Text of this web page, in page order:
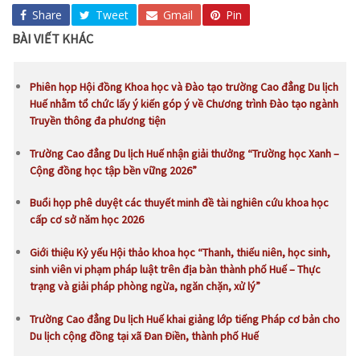
Share Tweet Gmail Pin
BÀI VIẾT KHÁC
Phiên họp Hội đồng Khoa học và Đào tạo trường Cao đẳng Du lịch
Huế nhằm tổ chức lấy ý kiến góp ý về Chương trình Đào tạo ngành
Truyền thông đa phương tiện
Trường Cao đẳng Du lịch Huế nhận giải thưởng “Trường học Xanh –
Cộng đồng học tập bền vững 2026”
Buổi họp phê duyệt các thuyết minh đề tài nghiên cứu khoa học
cấp cơ sở năm học 2026
Giới thiệu Kỷ yếu Hội thảo khoa học “Thanh, thiếu niên, học sinh,
sinh viên vi phạm pháp luật trên địa bàn thành phố Huế – Thực
trạng và giải pháp phòng ngừa, ngăn chặn, xử lý”
Trường Cao đẳng Du lịch Huế khai giảng lớp tiếng Pháp cơ bản cho
Du lịch cộng đồng tại xã Đan Điền, thành phố Huế